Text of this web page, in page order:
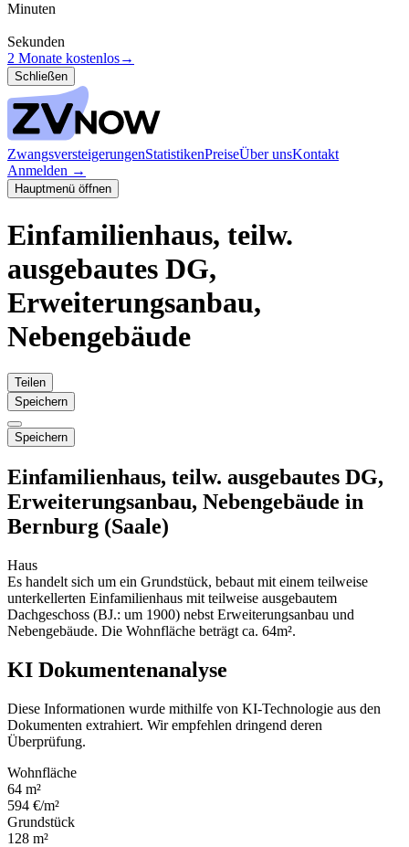
Minuten
Sekunden
2 Monate kostenlos→
Schließen
ZwangsversteigerungenStatistikenPreiseÜber unsKontakt
Anmelden →
Hauptmenü öffnen
Einfamilienhaus, teilw.
ausgebautes DG,
Erweiterungsanbau,
Nebengebäude
Teilen
Speichern
Speichern
Einfamilienhaus, teilw. ausgebautes DG,
Erweiterungsanbau, Nebengebäude in
Bernburg (Saale)
Haus
Es handelt sich um ein Grundstück, bebaut mit einem teilweise
unterkellerten Einfamilienhaus mit teilweise ausgebautem
Dachgeschoss (BJ.: um 1900) nebst Erweiterungsanbau und
Nebengebäude. Die Wohnfläche beträgt ca. 64m².
KI Dokumentenanalyse
Diese Informationen wurde mithilfe von KI-Technologie aus den
Dokumenten extrahiert. Wir empfehlen dringend deren
Überprüfung.
Wohnfläche
64 m²
594 €/m²
Grundstück
128 m²